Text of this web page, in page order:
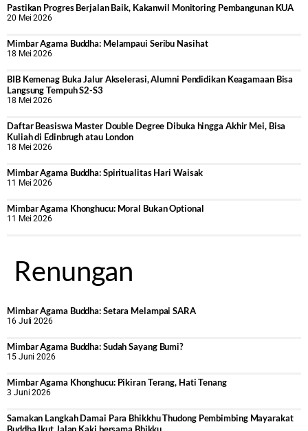
Pastikan Progres Berjalan Baik, Kakanwil Monitoring Pembangunan KUA
20 Mei 2026
Mimbar Agama Buddha: Melampaui Seribu Nasihat
18 Mei 2026
BIB Kemenag Buka Jalur Akselerasi, Alumni Pendidikan Keagamaan Bisa
Langsung Tempuh S2-S3
18 Mei 2026
Daftar Beasiswa Master Double Degree Dibuka hingga Akhir Mei, Bisa
Kuliah di Edinbrugh atau London
18 Mei 2026
Mimbar Agama Buddha: Spiritualitas Hari Waisak
11 Mei 2026
Mimbar Agama Khonghucu: Moral Bukan Optional
11 Mei 2026
Renungan
Mimbar Agama Buddha: Setara Melampai SARA
16 Juli 2026
Mimbar Agama Buddha: Sudah Sayang Bumi?
15 Juni 2026
Mimbar Agama Khonghucu: Pikiran Terang, Hati Tenang
3 Juni 2026
Samakan Langkah Damai Para Bhikkhu Thudong Pembimbing Mayarakat